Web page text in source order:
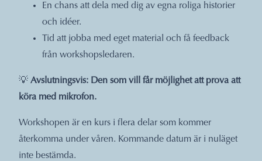
En chans att dela med dig av egna roliga historier
och idéer.
Tid att jobba med eget material och få feedback
från workshopsledaren.
💡 Avslutningsvis: Den som vill får möjlighet att prova att
köra med mikrofon.
Workshopen är en kurs i flera delar som kommer
återkomma under våren. Kommande datum är i nuläget
inte bestämda.